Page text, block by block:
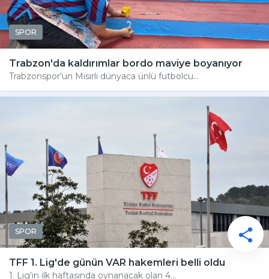
SPOR
Trabzon'da kaldırımlar bordo maviye boyanıyor
Trabzonspor'un Mısırlı dünyaca ünlü futbolcu...
SPOR
TFF 1. Lig'de günün VAR hakemleri belli oldu
1. Lig'in ilk haftasında oynanacak olan 4...